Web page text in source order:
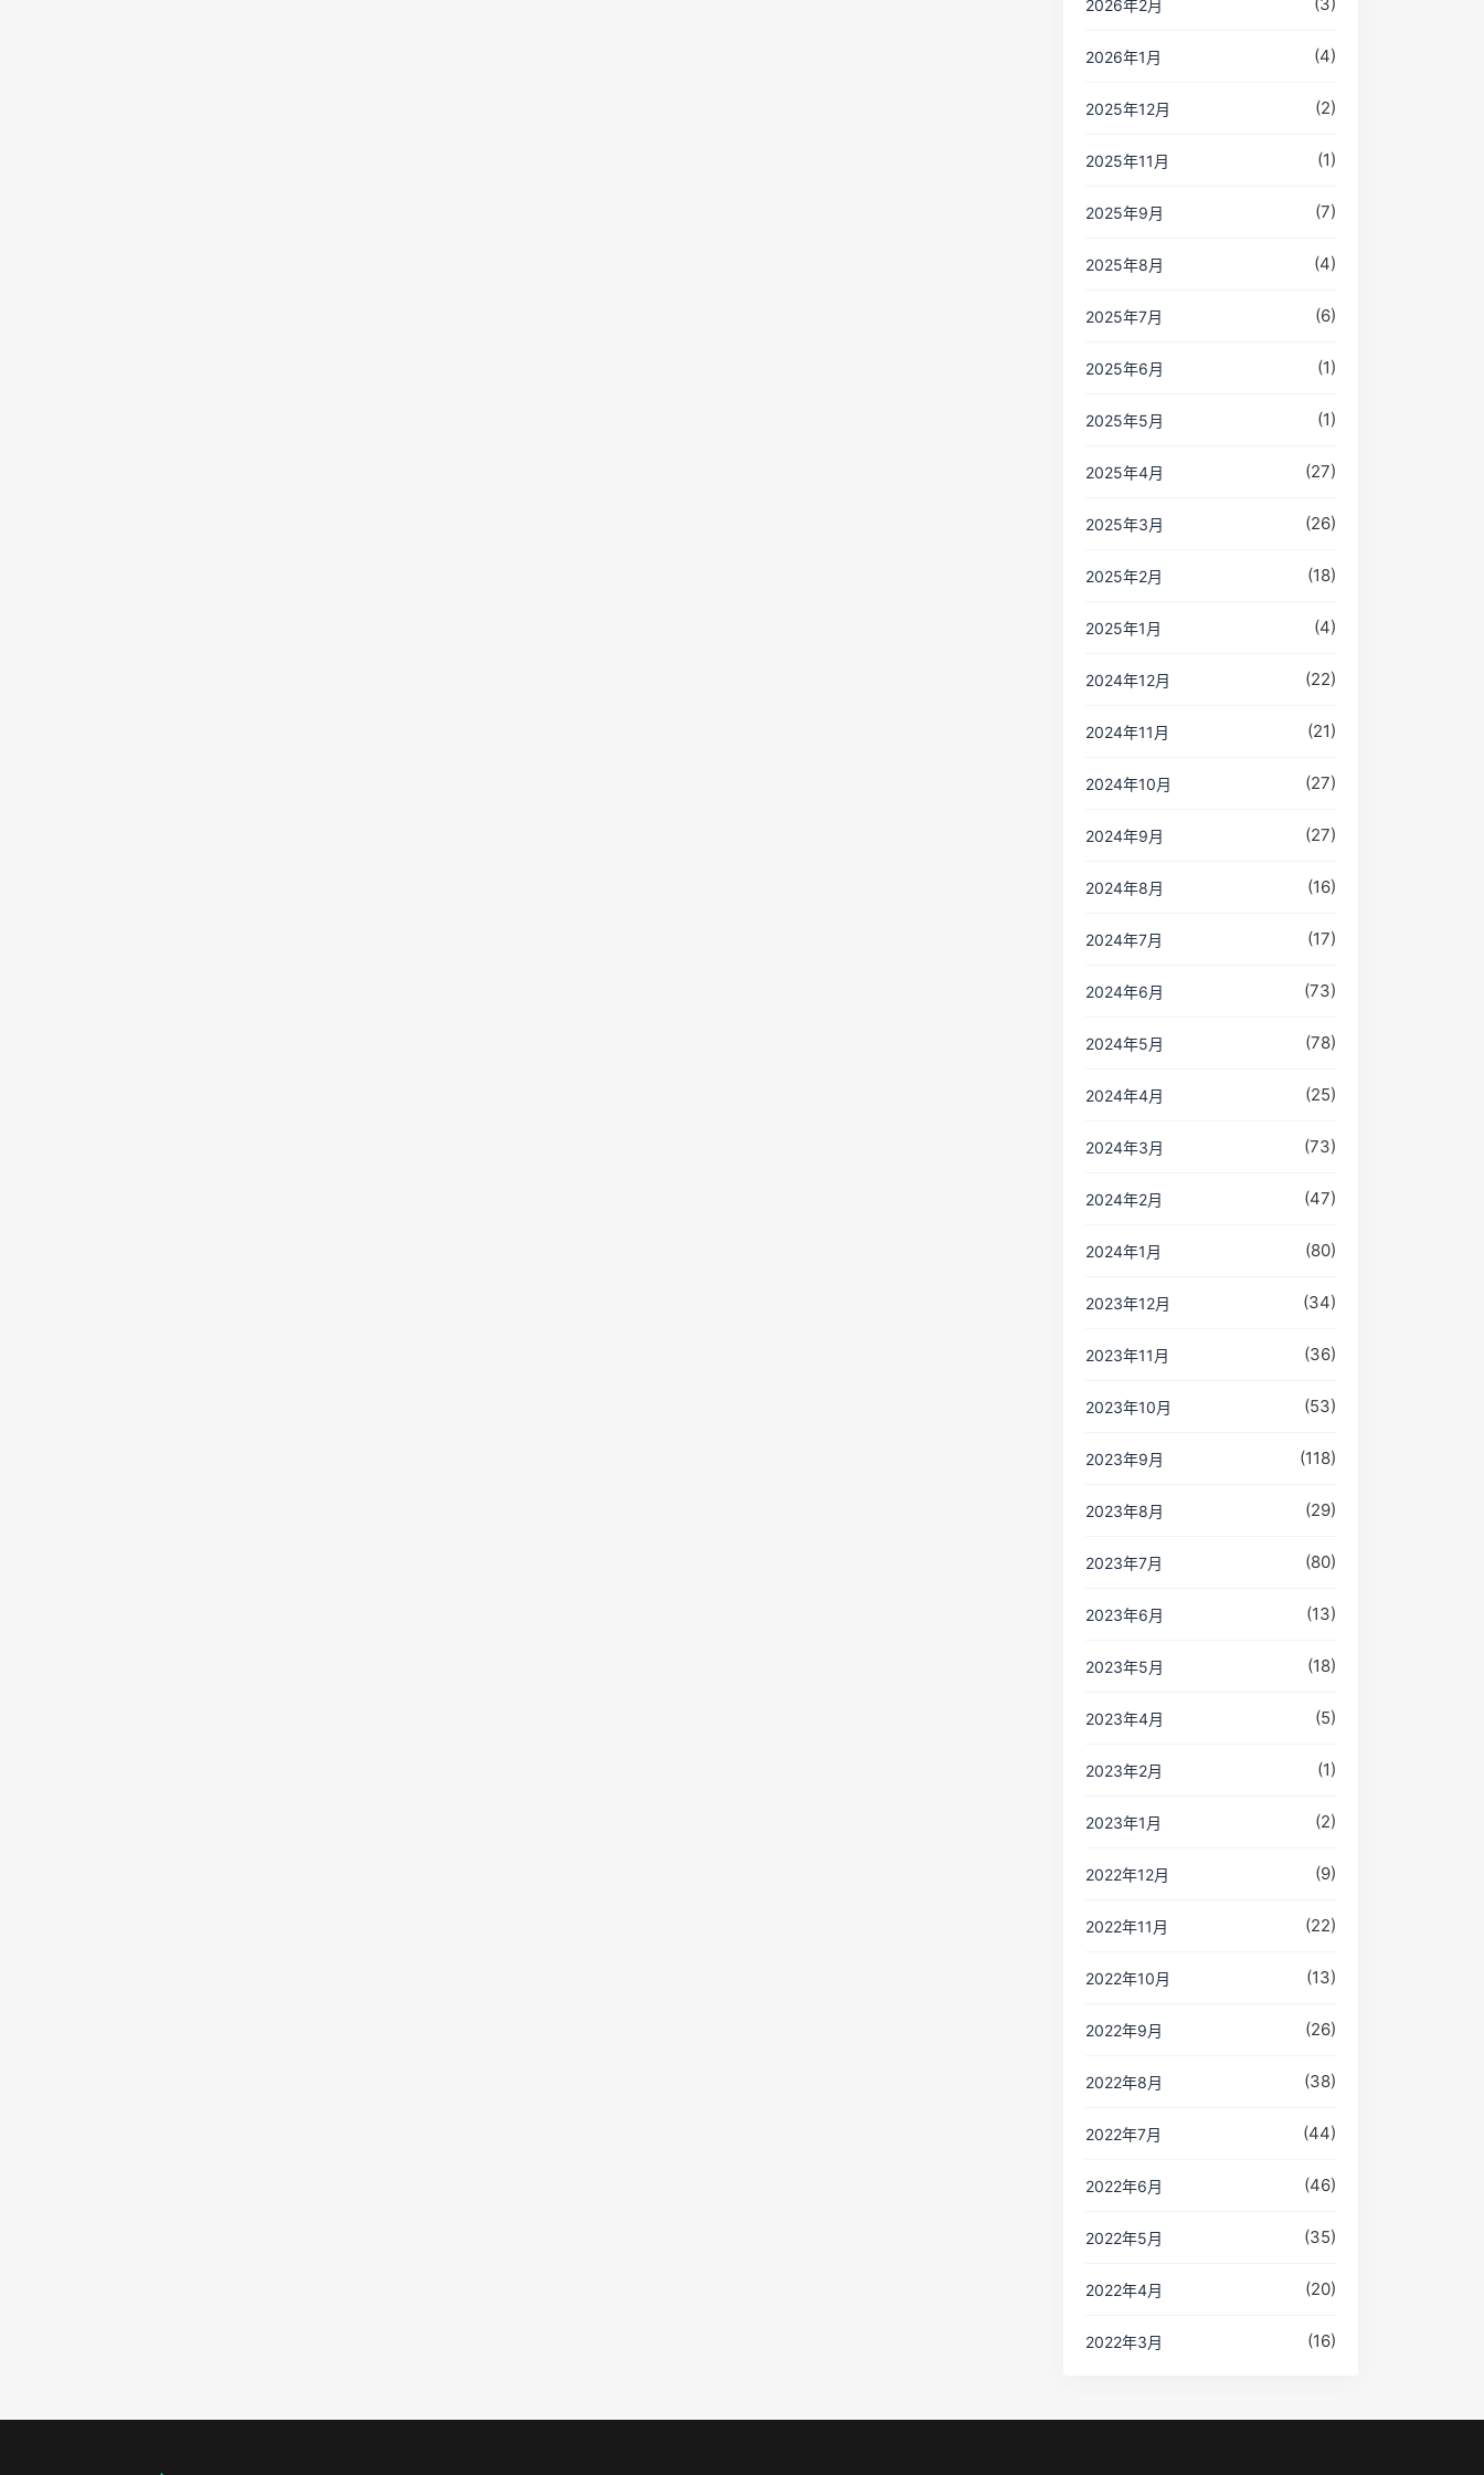
2026年2月
2026年1月 (4)
2025年12月 (2)
2025年11月 (1)
2025年9月 (7)
2025年8月 (4)
2025年7月 (6)
2025年6月 (1)
2025年5月 (1)
2025年4月 (27)
2025年3月 (26)
2025年2月 (18)
2025年1月 (4)
2024年12月 (22)
2024年11月 (21)
2024年10月 (27)
2024年9月 (27)
2024年8月 (16)
2024年7月 (17)
2024年6月 (73)
2024年5月 (78)
2024年4月 (25)
2024年3月 (73)
2024年2月 (47)
2024年1月 (80)
2023年12月 (34)
2023年11月 (36)
2023年10月 (53)
2023年9月 (118)
2023年8月 (29)
2023年7月 (80)
2023年6月 (13)
2023年5月 (18)
2023年4月 (5)
2023年2月 (1)
2023年1月 (2)
2022年12月 (9)
2022年11月 (22)
2022年10月 (13)
2022年9月 (26)
2022年8月 (38)
2022年7月 (44)
2022年6月 (46)
2022年5月 (35)
2022年4月 (20)
2022年3月 (16)